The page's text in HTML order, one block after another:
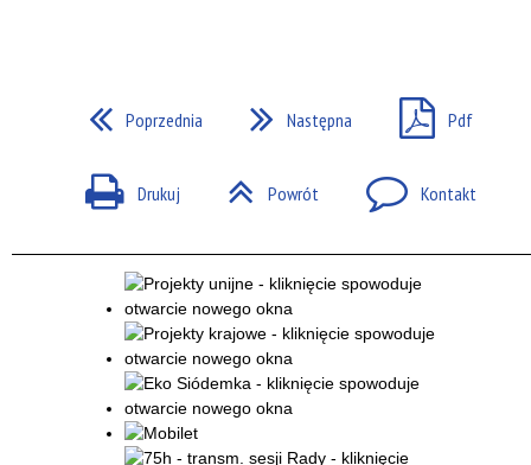
Poprzednia Następna Pdf
Drukuj Powrót Kontakt